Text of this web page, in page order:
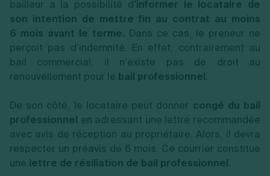
bailleur a la possibilité d’informer le locataire de
son intention de mettre fin au contrat au moins
6 mois avant le terme. Dans ce cas, le preneur ne
perçoit pas d’indemnité. En effet, contrairement au
bail commercial, il n’existe pas de droit au
renouvellement pour le bail professionnel.
De son côté, le locataire peut donner congé du bail
professionnel en adressant une lettre recommandée
avec avis de réception au propriétaire. Alors, il devra
respecter un préavis de 6 mois. Ce courrier constitue
une lettre de résiliation de bail professionnel.